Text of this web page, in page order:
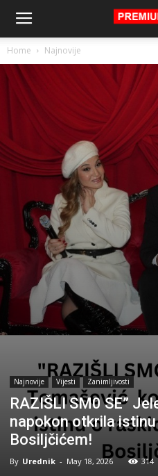
Home Najnovije
Najnovije Vijesti Zanimljivosti
RAZIŠLI SM0 SE”
napokon otkrila
Bosiljčićem!
By Urednik - May 18, 2026 314